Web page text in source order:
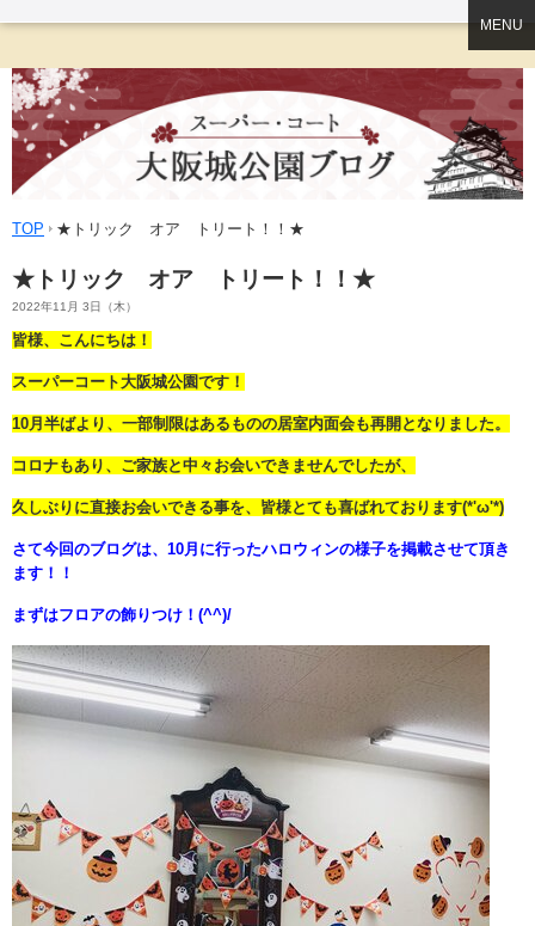
MENU
TOP ★トリック オア トリート！！★
★トリック オア トリート！！★
2022年11月 3日（木）
皆様、こんにちは！
スーパーコート大阪城公園です！
10月半ばより、一部制限はあるものの居室内面会も再開となりました。
コロナもあり、ご家族と中々お会いできませんでしたが、
久しぶりに直接お会いできる事を、皆様とても喜ばれております(*'ω'*)
さて今回のブログは、10月に行ったハロウィンの様子を掲載させて頂き
ます！！
まずはフロアの飾りつけ！(^^)/